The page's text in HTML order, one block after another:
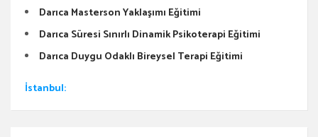
Darıca Masterson Yaklaşımı Eğitimi
Darıca Süresi Sınırlı Dinamik Psikoterapi Eğitimi
Darıca Duygu Odaklı Bireysel Terapi Eğitimi
İstanbul: